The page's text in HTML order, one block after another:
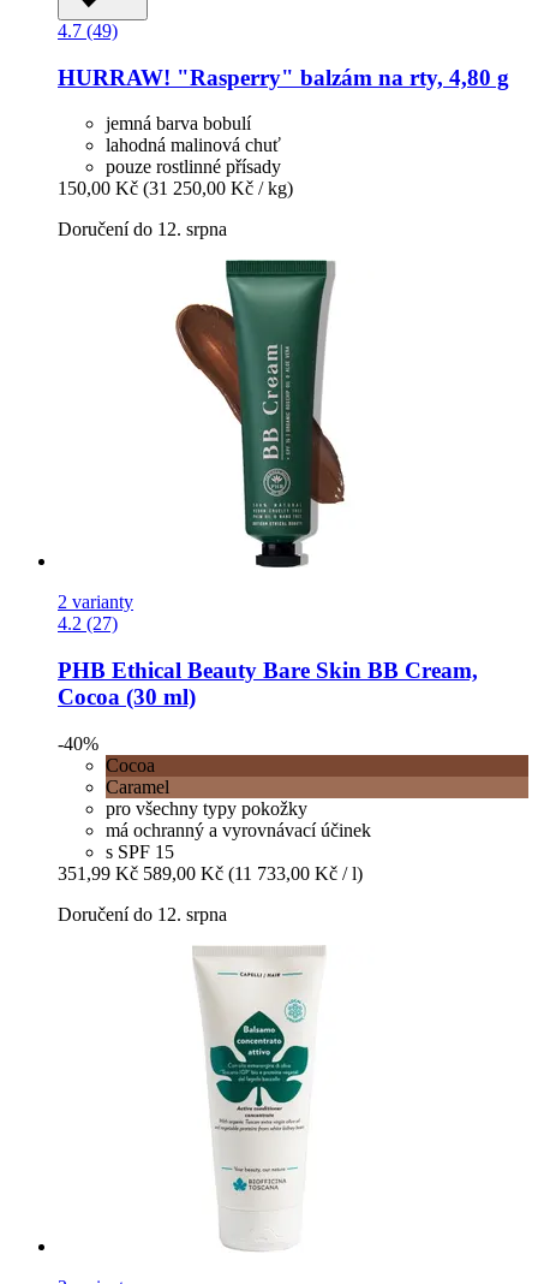
4.7 (49)
HURRAW! "Rasperry" balzám na rty, 4,80 g
jemná barva bobulí
lahodná malinová chuť
pouze rostlinné přísady
150,00 Kč (31 250,00 Kč / kg)
Doručení do 12. srpna
2 varianty
4.2 (27)
PHB Ethical Beauty Bare Skin BB Cream,
Cocoa (30 ml)
-40%
Cocoa
Caramel
pro všechny typy pokožky
má ochranný a vyrovnávací účinek
s SPF 15
351,99 Kč 589,00 Kč (11 733,00 Kč / l)
Doručení do 12. srpna